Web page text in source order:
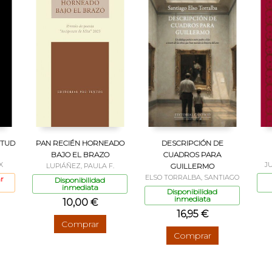
PAN RECIÉN HORNEADO
BAJO EL BRAZO
LUPIÁÑEZ, PAULA F.
Disponibilidad
inmediata
10,00 €
Comprar
DESCRIPCIÓN DE
CUADROS PARA
GUILLERMO
ELSO TORRALBA, SANTIAGO
Disponibilidad
inmediata
16,95 €
Comprar